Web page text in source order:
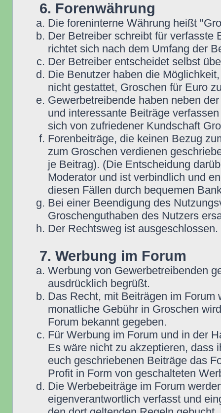
6. Forenwährung
Die foreninterne Währung heißt
Der Betreiber schreibt für verfasste
richtet sich nach dem Umfang der
Der Betreiber entscheidet selbst
Die Benutzer haben die
nicht gestattet, Groschen für Euro
Gewerbetreibende haben neben
und interessante Beiträge
sich von zufriedener Kundschaft
Forenbeiträge, die keinen Bezug
zum Groschen verdienen
je Beitrag). (Die Entscheidung
Moderator und ist verbindlich und
diesen Fällen durch bequemen
Bei einer Beendigung des
Groschenguthaben des Nutzers
Der Rechtsweg ist ausgeschlossen.
7. Werbung im Forum
Werbung von Gewerbetreibenden
ausdrücklich begrüßt.
Das Recht, mit Beiträgen im
monatliche Gebühr in Groschen
Forum bekannt gegeben.
Für Werbung im Forum und in der
Es wäre nicht zu akzeptieren, dass
euch geschriebenen Beiträge das
Profit in Form von geschalteten
Die Werbebeiträge im Forum
eigenverantwortlich verfasst und